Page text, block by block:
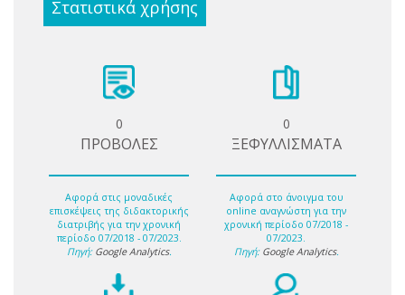
Στατιστικά χρήσης
0
ΠΡΟΒΟΛΕΣ
Αφορά στις μοναδικές
επισκέψεις της διδακτορικής
διατριβής για την χρονική
περίοδο 07/2018 - 07/2023.
Πηγή: Google Analytics.
0
ΞΕΦΥΛΛΙΣΜΑΤΑ
Αφορά στο άνοιγμα του
online αναγνώστη για την
χρονική περίοδο 07/2018 -
07/2023.
Πηγή: Google Analytics.